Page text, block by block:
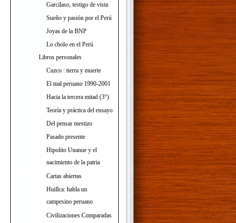
Garcilaso, testigo de vista
Sueño y pasión por el Perú
Joyas de la BNP
Lo cholo en el Perú
Libros personales
Cuzco : tierra y muerte
El mal peruano 1990-2001
Hacia la tercera mitad (3°)
Teoría y práctica del ensayo
Del pensar mestizo
Pasado presente
Hipolito Unanue y el
nacimiento de la patria
Cartas abiertas
Huillca: habla un
campesino peruano
Civilizaciones Comparadas